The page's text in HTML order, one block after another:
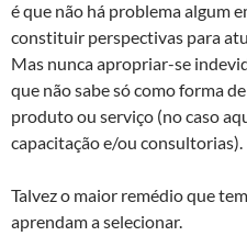
é que não há problema algum
constituir perspectivas para
Mas nunca apropriar-se
que não sabe só como forma
produto ou serviço (no caso
capacitação e/ou consultorias).
Talvez o maior remédio que
aprendam a selecionar.